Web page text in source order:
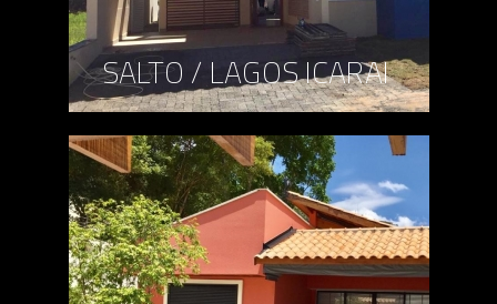
SALTO / LAGOS ICARAI